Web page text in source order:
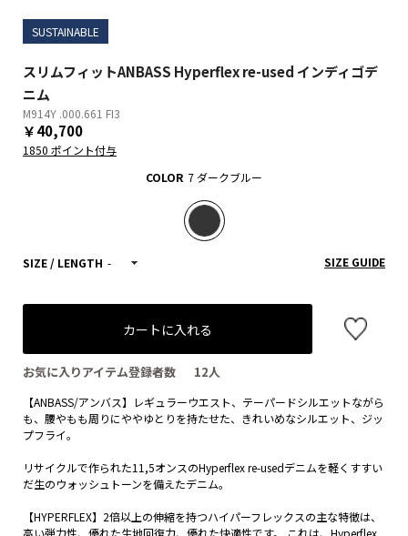
SUSTAINABLE
スリムフィットANBASS Hyperflex re-used インディゴデ
ニム
M914Y .000.661 FI3
￥40,700
1850 ポイント付与
COLOR 7 ダークブルー
SIZE / LENGTH - SIZE GUIDE
カートに入れる
お気に入りアイテム登録者数 12人
【ANBASS/アンバス】レギュラーウエスト、テーパードシルエットながら
も、腰やもも周りにややゆとりを持たせた、きれいめなシルエット、ジッ
プフライ。
リサイクルで作られた11,5オンスのHyperflex re-usedデニムを軽くすすい
だ生のウォッシュトーンを備えたデニム。
【HYPERFLEX】2倍以上の伸縮を持つハイパーフレックスの主な特徴は、